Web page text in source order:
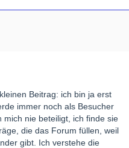
Beitrag: ich bin ja erst
immer noch als Besucher
mich nie beteiligt, ich finde sie
die das Forum füllen, weil
gibt. Ich verstehe die